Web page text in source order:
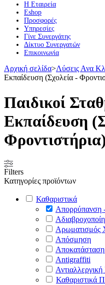
Η Εταιρεία
Eshop
Προσφορές
Υπηρεσίες
Γίνε Συνεργάτης
Δίκτυο Συνεργατών
Επικοινωνία
Αρχική σελίδα>Λύσεις Ανα
Εκπαίδευση (Σχολεία -
Παιδικοί
Εκπαίδευση
Filters
Κατηγορίες προϊόντων
Καθαριστικά
Απορρύπανση
Αρωματισμός
Απόσμηση
Antigraffiti
Καθαριστικά